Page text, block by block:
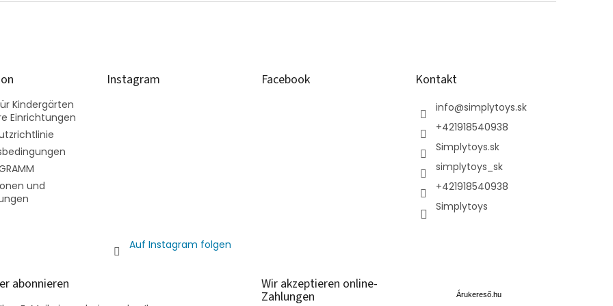
Kindergärten
Einrichtungen
und
Instagram
Auf Instagram folgen
Facebook Kontakt
info@simplytoys.sk
+421918540938
Simplytoys.sk
simplytoys_sk
+421918540938
Simplytoys
abonnieren Wir akzeptieren online-
Zahlungen Árukereső.hu